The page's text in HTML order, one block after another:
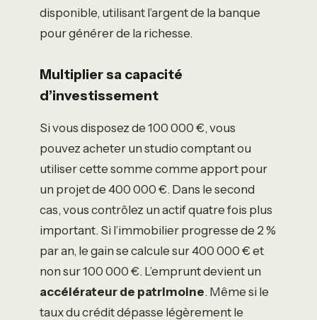
disponible, utilisant l’argent de la banque
pour générer de la richesse.
Multiplier sa capacité
d’investissement
Si vous disposez de 100 000 €, vous
pouvez acheter un studio comptant ou
utiliser cette somme comme apport pour
un projet de 400 000 €. Dans le second
cas, vous contrôlez un actif quatre fois plus
important. Si l’immobilier progresse de 2 %
par an, le gain se calcule sur 400 000 € et
non sur 100 000 €. L’emprunt devient un
accélérateur de patrimoine. Même si le
taux du crédit dépasse légèrement le